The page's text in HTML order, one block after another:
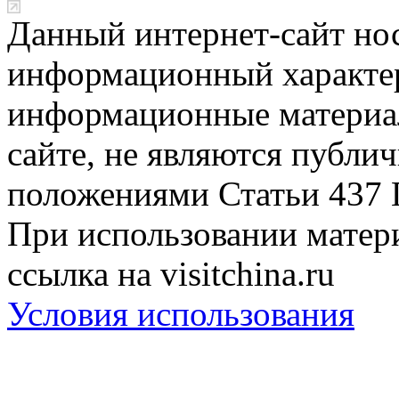
Данный интернет-сайт
информационный
информационные
сайте, не являются
положениями Статьи 437
При использовании
ссылка на visitchina.ru
Условия использования